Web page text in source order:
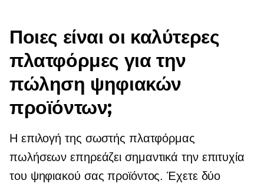
Ποιες είναι οι καλύτερες
πλατφόρμες για την
πώληση ψηφιακών
προϊόντων;
Η επιλογή της σωστής πλατφόρμας
πωλήσεων επηρεάζει σημαντικά την επιτυχία
του ψηφιακού σας προϊόντος. Έχετε δύο